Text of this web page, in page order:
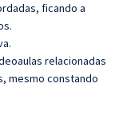
ficando a
relacionadas
mesmo constando